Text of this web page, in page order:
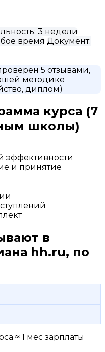
3 недели
время Документ:
5 отзывами,
методике
диплом)
курса (7
школы)
эффективности
и принятие
в
hh.ru, по
≈ 1 мес зарплаты